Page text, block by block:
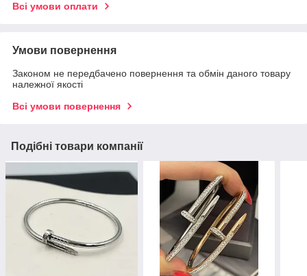
Всі умови оплати
Умови повернення
Законом не передбачено повернення та обмін даного товару
належної якості
Всі умови повернення
Подібні товари компанії